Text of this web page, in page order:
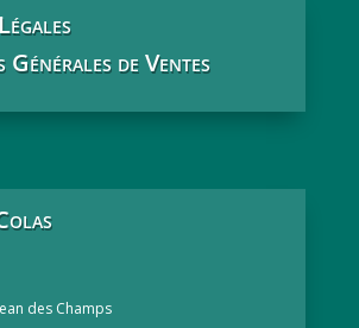
de Ventes
des Champs